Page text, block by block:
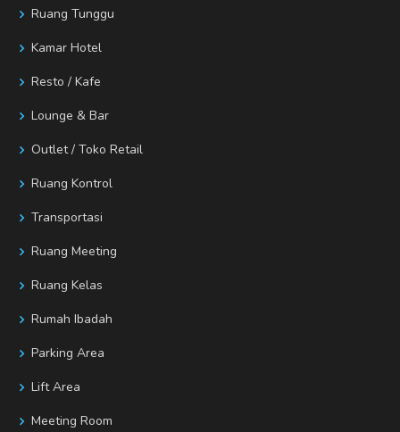
Ruang Tunggu
Kamar Hotel
Resto / Kafe
Lounge & Bar
Outlet / Toko Retail
Ruang Kontrol
Transportasi
Ruang Meeting
Ruang Kelas
Rumah Ibadah
Parking Area
Lift Area
Meeting Room